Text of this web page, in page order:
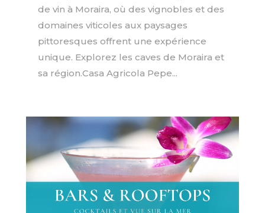
de vin à Moraira, où des vignobles et des
domaines viticoles aux paysages
pittoresques offrent une expérience
unique. Explorez les caves de Moraira et
sa région.Casa Agricola Pepe...